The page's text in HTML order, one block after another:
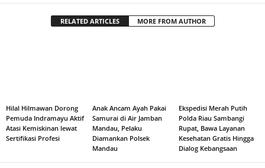
RELATED ARTICLES MORE FROM AUTHOR
Hilal Hilmawan Dorong
Pemuda Indramayu Aktif
Atasi Kemiskinan lewat
Sertifikasi Profesi
Anak Ancam Ayah Pakai
Samurai di Air Jamban
Mandau, Pelaku
Diamankan Polsek
Mandau
Ekspedisi Merah Putih
Polda Riau Sambangi
Rupat, Bawa Layanan
Kesehatan Gratis Hingga
Dialog Kebangsaan